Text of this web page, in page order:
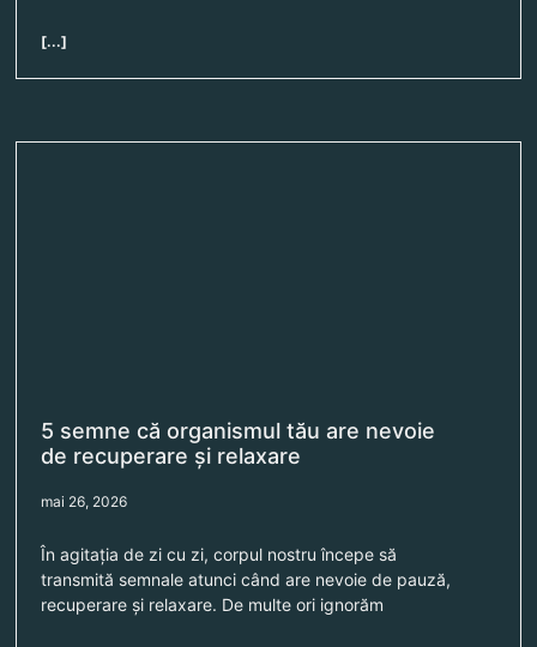
[...]
5 semne că organismul tău are nevoie
de recuperare și relaxare
mai 26, 2026
În agitația de zi cu zi, corpul nostru începe să
transmită semnale atunci când are nevoie de pauză,
recuperare și relaxare. De multe ori ignorăm